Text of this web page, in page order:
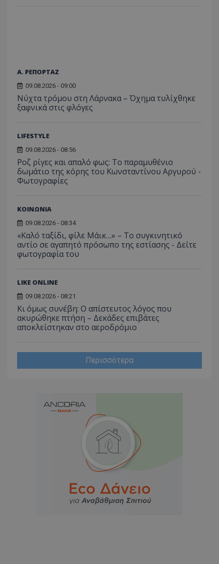
Α. ΡΕΠΟΡΤΑΖ
09.08.2026 - 09:00
Νύχτα τρόμου στη Λάρνακα – Όχημα τυλίχθηκε
ξαφνικά στις φλόγες
LIFESTYLE
09.08.2026 - 08:56
Ροζ ρίγες και απαλό φως: Το παραμυθένιο
δωμάτιο της κόρης του Κωνσταντίνου Αργυρού -
Φωτογραφίες
ΚΟΙΝΩΝΙΑ
09.08.2026 - 08:34
«Καλό ταξίδι, φίλε Μάικ…» – Το συγκινητικό
αντίο σε αγαπητό πρόσωπο της εστίασης - Δείτε
φωτογραφία του
LIKE ONLINE
09.08.2026 - 08:21
Κι όμως συνέβη: Ο απίστευτος λόγος που
ακυρώθηκε πτήση – Δεκάδες επιβάτες
αποκλείστηκαν στο αεροδρόμιο
Περισσότερα